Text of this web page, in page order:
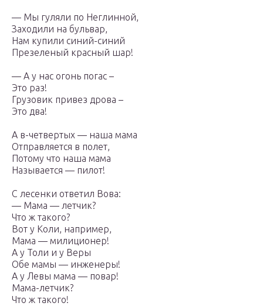
— Мы гуляли по Неглинной,
Заходили на бульвар,
Нам купили синий-синий
Презеленый красный шар!
— А у нас огонь погас –
Это раз!
Грузовик привез дрова –
Это два!
А в-четвертых — наша мама
Отправляется в полет,
Потому что наша мама
Называется — пилот!
С лесенки ответил Вова:
— Мама — летчик?
Что ж такого?
Вот у Коли, например,
Мама — милиционер!
А у Толи и у Веры
Обе мамы — инженеры!
А у Левы мама — повар!
Мама-летчик?
Что ж такого!